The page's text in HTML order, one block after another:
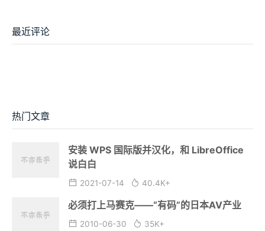
最近评论
热门文章
安装 WPS 国际版并汉化，和 LibreOffice
说白白
2021-07-14 40.4K+
必须打上马赛克——“有码”的日本AV产业
2010-06-30 35K+